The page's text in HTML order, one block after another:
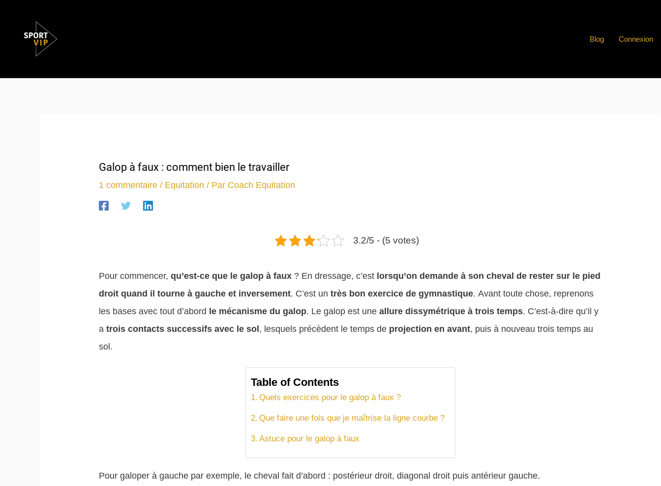
Blog Connexion
Galop à faux : comment bien le travailler
1 commentaire / Equitation / Par Coach Equitation
3.2/5 - (5 votes)
Pour commencer,qu’est-ce que le galop à faux ? En dressage, c’est lorsqu’on demande à son cheval de rester sur le pied
droit quand il tourne à gauche et inversement. C’est untrès bon exercice de gymnastique. Avant toute chose, reprenons
les bases avec tout d’abord le mécanisme du galop. Le galop est uneallure dissymétrique à trois temps. C’est-à-dire qu’il y
a trois contacts successifs avec le sol , lesquels précèdent le temps de projection en avant, puis à nouveau trois temps au
sol.
Table of Contents
Quels exercices pour le galop à faux ?
Que faire une fois que je maîtrise la ligne courbe ?
Astuce pour le galop à faux
Pour galoper à gauche par exemple, le cheval fait d’abord : postérieur droit, diagonal droit puis antérieur gauche.